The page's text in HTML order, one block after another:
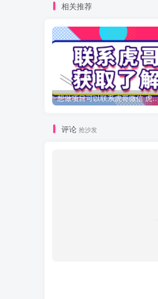
相关推荐
想做项目可以联系虎哥微信 虎哥一
评论 抢沙发